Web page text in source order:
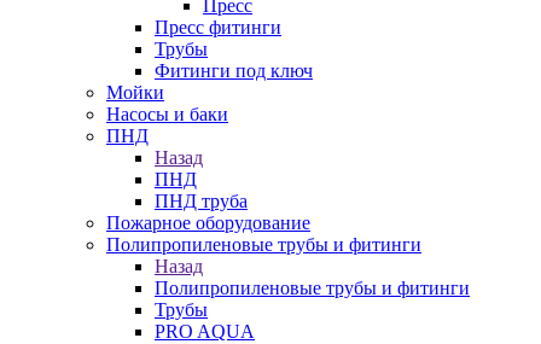
Пресс
Пресс фитинги
Трубы
Фитинги под ключ
Мойки
Насосы и баки
ПНД
Назад
ПНД
ПНД труба
Пожарное оборудование
Полипропиленовые трубы и фитинги
Назад
Полипропиленовые трубы и фитинги
Трубы
PRO AQUA